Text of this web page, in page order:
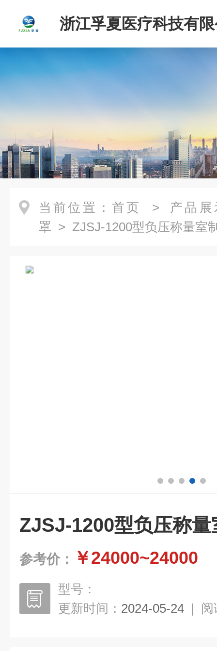
浙江孚夏医疗科技有
当前位置： 首页 > 产品展
罩 > ZJSJ-1200型负压称量室
ZJSJ-1200型负压称
参考价： ￥24000~24000
型号：
更新时间： 2024-05-24 | 阅